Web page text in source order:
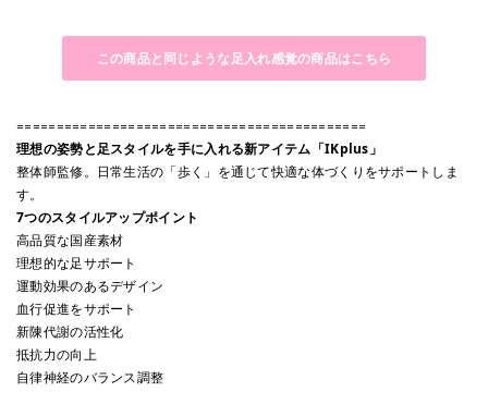
この商品と同じような足入れ感覚の商品はこちら
============================================
理想の姿勢と足スタイルを手に入れる新アイテム「IKplus」
整体師監修。日常生活の「歩く」を通じて快適な体づくりをサポートしま
す。
7つのスタイルアップポイント
高品質な国産素材
理想的な足サポート
運動効果のあるデザイン
血行促進をサポート
新陳代謝の活性化
抵抗力の向上
自律神経のバランス調整